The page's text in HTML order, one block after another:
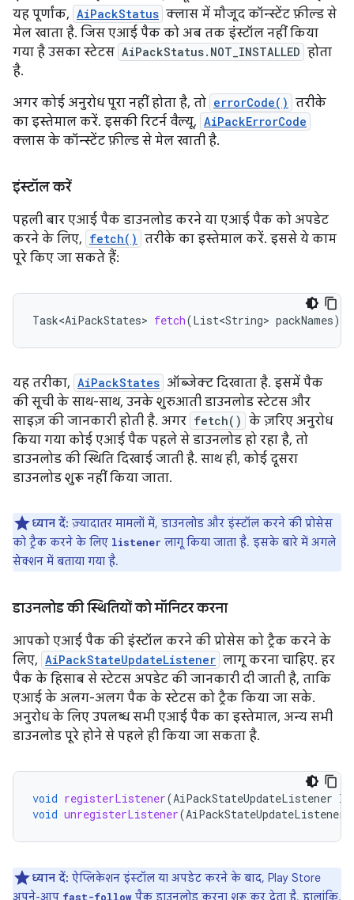
यह पूर्णांक, AiPackStatus क्लास में मौजूद कॉन्स्टेंट फ़ील्ड से
मेल खाता है. जिस एआई पैक को अब तक इंस्टॉल नहीं किया
गया है उसका स्टेटस AiPackStatus.NOT_INSTALLED होता
है.
अगर कोई अनुरोध पूरा नहीं होता है, तो errorCode() तरीके
का इस्तेमाल करें. इसकी रिटर्न वैल्यू, AiPackErrorCode
क्लास के कॉन्स्टेंट फ़ील्ड से मेल खाती है.
इंस्टॉल करें
पहली बार एआई पैक डाउनलोड करने या एआई पैक को अपडेट
करने के लिए, fetch() तरीके का इस्तेमाल करें. इससे ये काम
पूरे किए जा सकते हैं:
Task<AiPackStates> fetch(List<String> packNames)
यह तरीका, AiPackStates ऑब्जेक्ट दिखाता है. इसमें पैक
की सूची के साथ-साथ, उनके शुरुआती डाउनलोड स्टेटस और
साइज़ की जानकारी होती है. अगर fetch() के ज़रिए अनुरोध
किया गया कोई एआई पैक पहले से डाउनलोड हो रहा है, तो
डाउनलोड की स्थिति दिखाई जाती है. साथ ही, कोई दूसरा
डाउनलोड शुरू नहीं किया जाता.
ध्यान दें: ज़्यादातर मामलों में, डाउनलोड और इंस्टॉल करने की प्रोसेस
को ट्रैक करने के लिए listener लागू किया जाता है. इसके बारे में अगले
सेक्शन में बताया गया है.
डाउनलोड की स्थितियों को मॉनिटर करना
आपको एआई पैक की इंस्टॉल करने की प्रोसेस को ट्रैक करने के
लिए, AiPackStateUpdateListener लागू करना चाहिए. हर
पैक के हिसाब से स्टेटस अपडेट की जानकारी दी जाती है, ताकि
एआई के अलग-अलग पैक के स्टेटस को ट्रैक किया जा सके.
अनुरोध के लिए उपलब्ध सभी एआई पैक का इस्तेमाल, अन्य सभी
डाउनलोड पूरे होने से पहले ही किया जा सकता है.
void registerListener(AiPackStateUpdateListener
void unregisterListener(AiPackStateUpdateListener
ध्यान दें: ऐप्लिकेशन इंस्टॉल या अपडेट करने के बाद, Play Store
अपने-आप fast-follow पैक डाउनलोड करना शुरू कर देता है. हालांकि,